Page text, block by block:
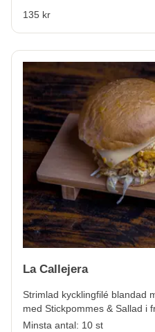
135 kr
La Callejera
Strimlad kycklingfilé blandad
med Stickpommes & Sallad i
Minsta antal: 10 st